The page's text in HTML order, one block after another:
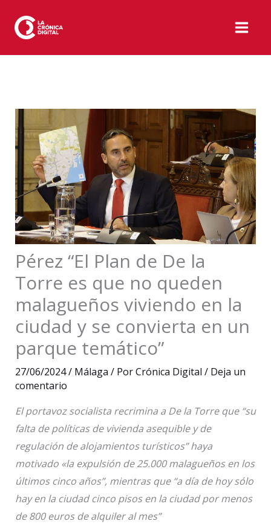
contenido
Pérez “El Plan de De la
Torre es que no queden
malagueños viviendo en la
ciudad y se convierta en un
parque temático”
27/06/2024/ Málaga / PorCrónica Digital / Deja un
comentario
El portavoz socialista recrimina a De la Torre que “su
falta de políticas de vivienda asequible y de
regulación de alojamientos turísticos” haya
motivado «la expulsión de 25.000 malagueños en los
últimos cinco años”, mientras que “a día de hoy sólo
hay en la ciudad cinco pisos en la ciudad por menos
de 800 euros de alquiler al mes”